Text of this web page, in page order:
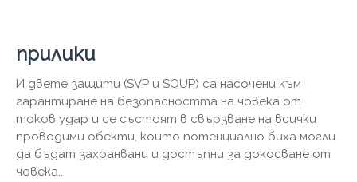
прилики
И двете защити (SVP и SOUP) са насочени към
гарантиране на безопасността на човека от
токов удар и се състоят в свързване на всички
проводими обекти, които потенциално биха могли
да бъдат захранвани и достъпни за докосване от
човека..